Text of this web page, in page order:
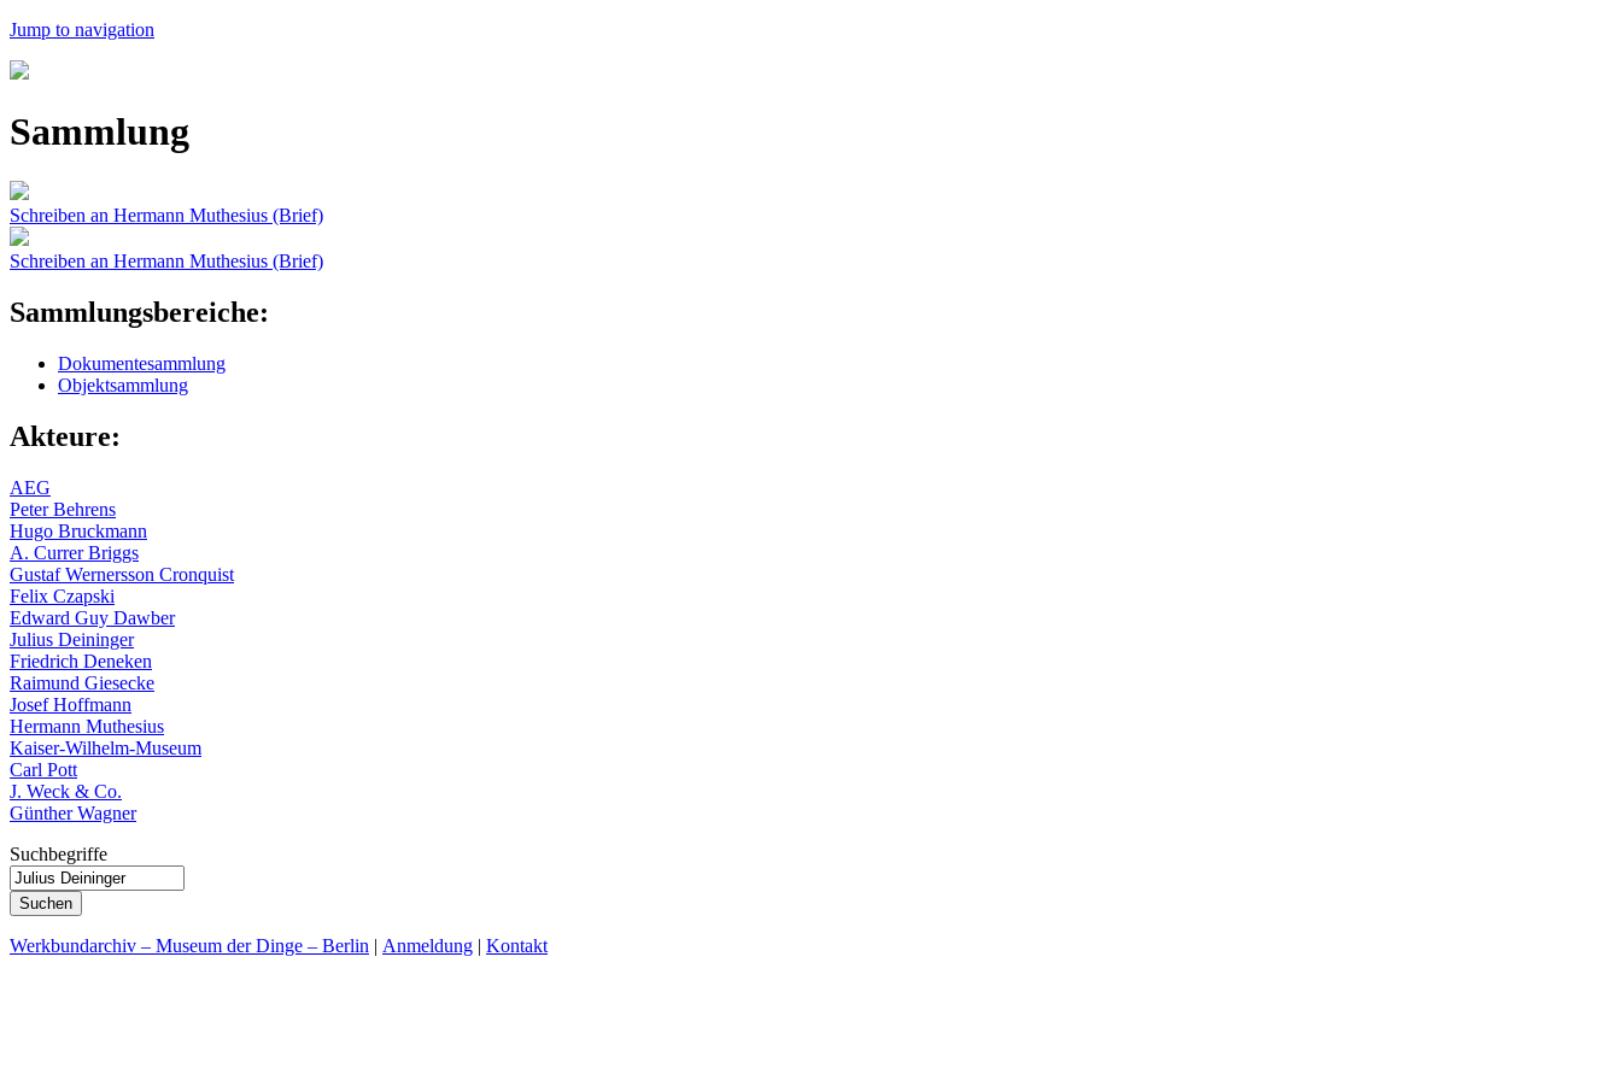
Jump to navigation
Sammlung
Schreiben an Hermann Muthesius (Brief)
Schreiben an Hermann Muthesius (Brief)
Sammlungsbereiche:
Dokumentesammlung
Objektsammlung
Akteure:
AEG
Peter Behrens
Hugo Bruckmann
A. Currer Briggs
Gustaf Wernersson Cronquist
Felix Czapski
Edward Guy Dawber
Julius Deininger
Friedrich Deneken
Raimund Giesecke
Josef Hoffmann
Hermann Muthesius
Kaiser-Wilhelm-Museum
Carl Pott
J. Weck & Co.
Günther Wagner
Suchbegriffe
Werkbundarchiv – Museum der Dinge – Berlin | Anmeldung | Kontakt